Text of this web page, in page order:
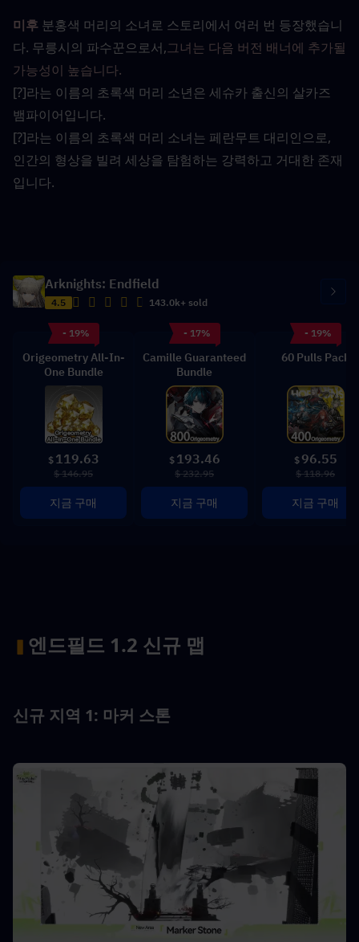
미후 분홍색 머리의 소녀로 스토리에서 여러 번 등장했습니
다. 무릉시의 파수꾼으로서,그녀는 다음 버전 배너에 추가될
가능성이 높습니다.
[?]라는 이름의 초록색 머리 소년은 세슈카 출신의 살카즈
뱀파이어입니다.
[?]라는 이름의 초록색 머리 소녀는 페란무트 대리인으로,
인간의 형상을 빌려 세상을 탐험하는 강력하고 거대한 존재
입니다.
Arknights: Endfield
4.5 143.0k+ sold
- 19%
Origeometry All-In-
One Bundle
$ 119.63
$ 146.95
지금 구매
- 17%
Camille Guaranteed
Bundle
$ 193.46
$ 232.95
지금 구매
- 19%
60 Pulls Pack
$ 96.55
$ 118.96
지금 구매
엔드필드 1.2 신규 맵
신규 지역 1: 마커 스톤